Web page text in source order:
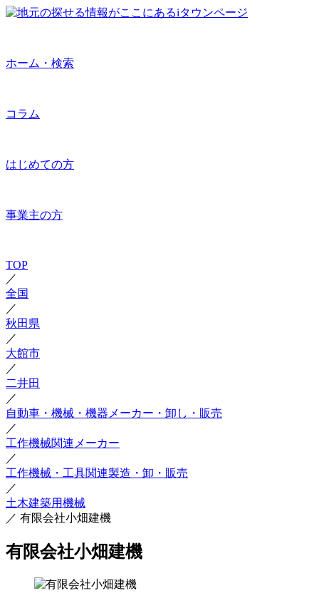
ホーム・検索
コラム
はじめての方
事業主の方
TOP
／
全国
／
秋田県
／
大館市
／
二井田
／
自動車・機械・機器メーカー・卸し・販売
／
工作機械関連メーカー
／
工作機械・工具関連製造・卸・販売
／
土木建築用機械
／ 有限会社小畑建機
有限会社小畑建機